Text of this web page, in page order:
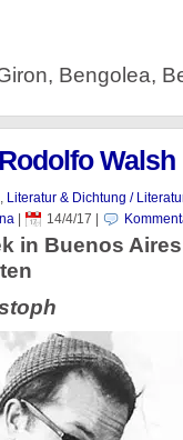
Bengolea,
Walsh
, Literatur & Dichtung /
| 14/4/17
in Buenos